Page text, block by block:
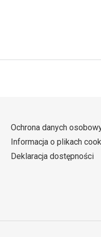
Ochrona danych
Informacja o plikach
Deklaracja dostępności